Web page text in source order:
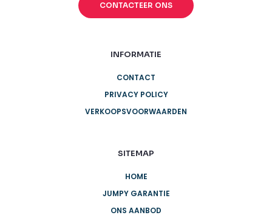
CONTACTEER ONS
INFORMATIE
CONTACT
PRIVACY POLICY
VERKOOPSVOORWAARDEN
SITEMAP
HOME
JUMPY GARANTIE
ONS AANBOD